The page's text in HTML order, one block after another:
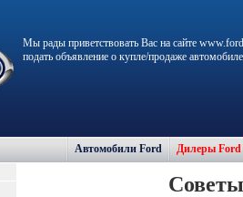
Мы рады приветствовать Вас на сайте
подать объявление о купле/продаже
Автомобили Ford
Дилеры Ford